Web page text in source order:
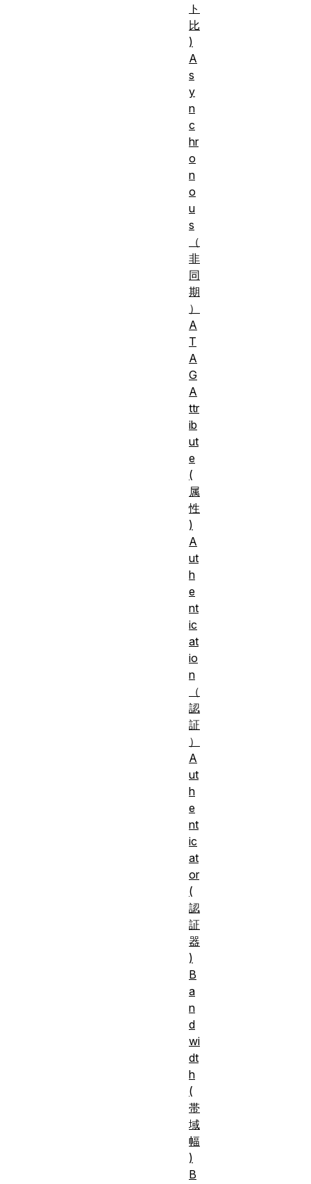
ト
比
)
A
s
y
n
c
hr
o
n
o
u
s
（
非
同
期
）
A
T
A
G
A
ttr
ib
ut
e
(
属
性
)
A
ut
h
e
nt
ic
at
io
n
（
認
証
）
A
ut
h
e
nt
ic
at
or
(
認
証
器
)
B
a
n
d
wi
dt
h
(
帯
域
幅
)
B